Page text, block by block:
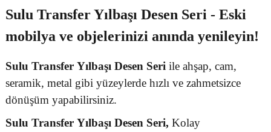
Sulu Transfer Yılbaşı Desen Seri - Eski
mobilya ve objelerinizi anında yenileyin!
Sulu Transfer Yılbaşı Desen Seri ile ahşap, cam,
seramik, metal gibi yüzeylerde hızlı ve zahmetsizce
dönüşüm yapabilirsiniz.
Sulu Transfer Yılbaşı Desen Seri, Kolay